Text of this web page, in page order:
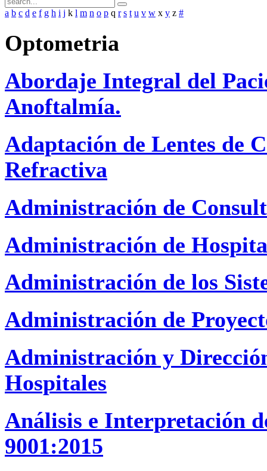
a b c d e f g h i j k l m n o p q r s t u v w x y z #
Optometria
Abordaje Integral del
Anoftalmía.
Adaptación de Lentes de
Refractiva
Administración de
Administración de
Administración de los
Administración de
Administración y
Hospitales
Análisis e Interpretación
9001:2015